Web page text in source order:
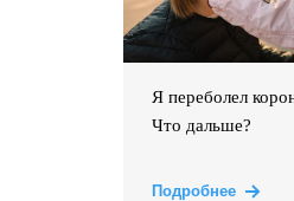
Я переболел
Что дальше?
Подробнее